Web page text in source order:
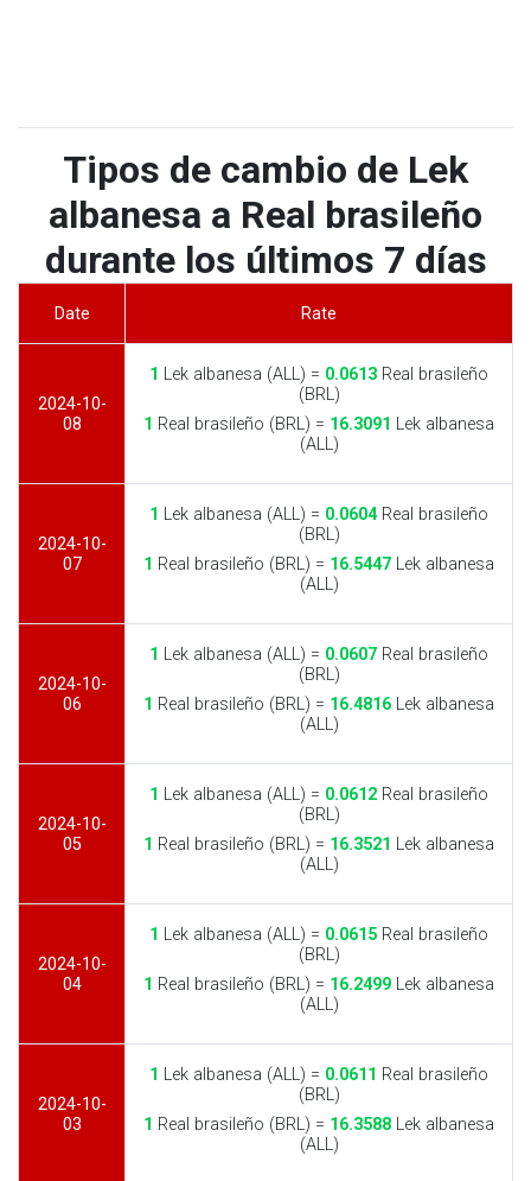
Tipos de cambio de Lek
albanesa a Real brasileño
durante los últimos 7 días
Date Rate
2024-10-
08
1 Lek albanesa (ALL) = 0.0613 Real brasileño
(BRL)
1 Real brasileño (BRL) = 16.3091 Lek albanesa
(ALL)
2024-10-
07
1 Lek albanesa (ALL) = 0.0604Real brasileño
(BRL)
1 Real brasileño (BRL) = 16.5447 Lek albanesa
(ALL)
2024-10-
06
1 Lek albanesa (ALL) = 0.0607 Real brasileño
(BRL)
1 Real brasileño (BRL) = 16.4816 Lek albanesa
(ALL)
2024-10-
05
1 Lek albanesa (ALL) = 0.0612 Real brasileño
(BRL)
1 Real brasileño (BRL) = 16.3521 Lek albanesa
(ALL)
2024-10-
04
1 Lek albanesa (ALL) = 0.0615 Real brasileño
(BRL)
1 Real brasileño (BRL) = 16.2499 Lek albanesa
(ALL)
2024-10-
03
1 Lek albanesa (ALL) = 0.0611 Real brasileño
(BRL)
1 Real brasileño (BRL) = 16.3588 Lek albanesa
(ALL)